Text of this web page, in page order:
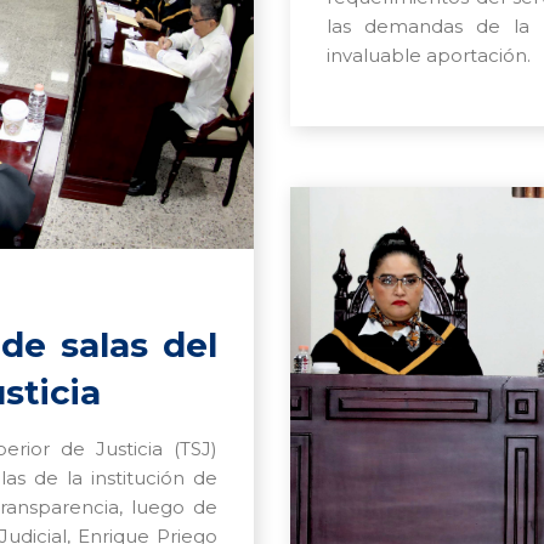
las demandas de la
invaluable aportación.
salas del
de Justicia (TSJ)
de la institución de
luego de
Enrique Priego